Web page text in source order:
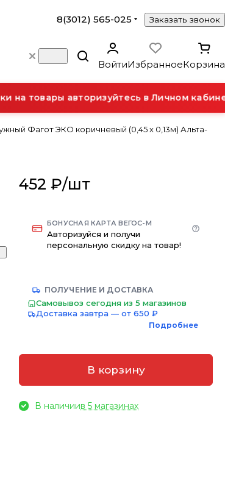
8(3012) 565-025 Заказать звонок
ВойтиИзбранноеКорзина
товары авторизуйтесь в Личном
Фагот ЭКО коричневый (0,45 х 0,13м) Альта-
452 ₽/шт
БОНУСНАЯ КАРТА ВЕГОС-М
Авторизуйся и получи
персональную скидку на товар!
ПОЛУЧЕНИЕ И ДОСТАВКА
Самовывоз сегодня из 5 магазинов
Доставка завтра — от 650 ₽
Подробнее
В корзину
В наличиив 5 магазинах